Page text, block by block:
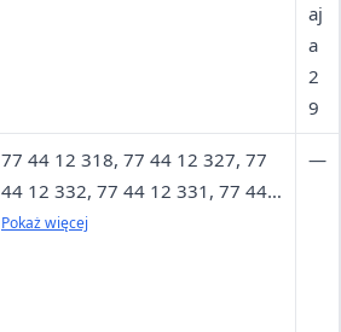
aj
a
2
9
77 44 12 318, 77 44 12 327, 77
44 12 332, 77 44 12 331, 77 44
12 326, 77 44 12 317, 77 54 15
Pokaż więcej
—